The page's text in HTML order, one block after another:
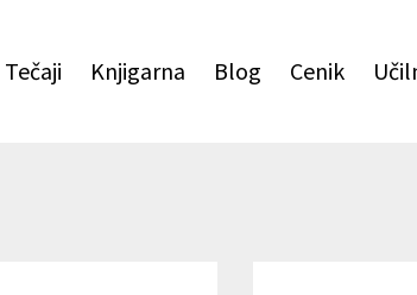
Tečaji Knjigarna Blog Cenik